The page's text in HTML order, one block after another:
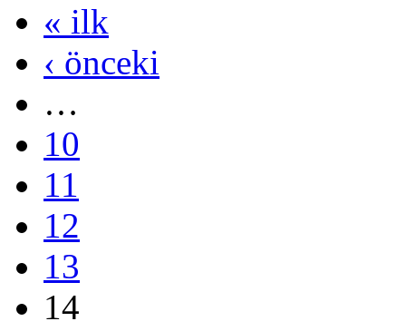
« ilk
‹ önceki
…
10
11
12
13
14